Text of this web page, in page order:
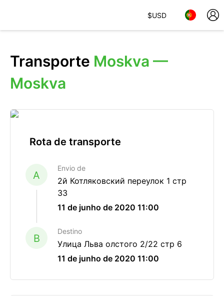
$USD
Transporte Moskva —
Moskva
Rota de transporte
A
Envio de
2й Котляковский переулок 1 стр
33
11 de junho de 2020 11:00
B
Destino
Улица Льва олстого 2/22 стр 6
11 de junho de 2020 11:00